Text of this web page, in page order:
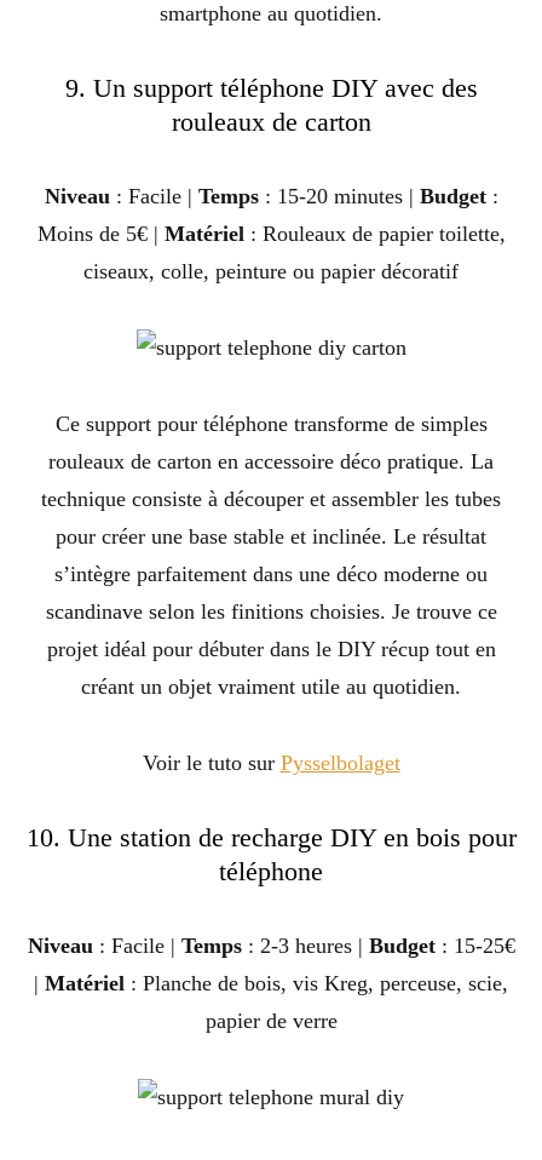
smartphone au quotidien.
9. Un support téléphone DIY avec des
rouleaux de carton
Niveau: Facile | Temps: 15-20 minutes | Budget:
Moins de 5€ | Matériel: Rouleaux de papier toilette,
ciseaux, colle, peinture ou papier décoratif
Ce support pour téléphone transforme de simples
rouleaux de carton en accessoire déco pratique. La
technique consiste à découper et assembler les tubes
pour créer une base stable et inclinée. Le résultat
s’intègre parfaitement dans une déco moderne ou
scandinave selon les finitions choisies. Je trouve ce
projet idéal pour débuter dans le DIY récup tout en
créant un objet vraiment utile au quotidien.
Voir le tuto sur Pysselbolaget
10. Une station de recharge DIY en bois pour
téléphone
Niveau: Facile | Temps: 2-3 heures | Budget: 15-25€
| Matériel : Planche de bois, vis Kreg, perceuse, scie,
papier de verre